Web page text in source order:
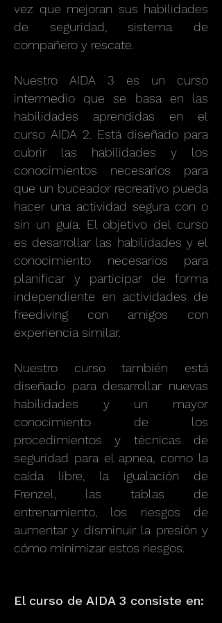
vez que mejoran sus habilidades
de seguridad, sistema de
compañero y rescate.
Nuestro AIDA 3 es un curso
intermedio que se basa en las
habilidades aprendidas en el
curso AIDA 2. Está diseñado para
cubrir las habilidades y los
conocimientos necesarios para
que un buceador recreativo pueda
hacer una actividad segura con o
sin un guía. El objetivo del curso
es desarrollar las habilidades y el
conocimiento necesarios para
planificar y participar de forma
independiente en actividades de
freediving con amigos con
experiencia similar.
Nuestro curso también está
diseñado para desarrollar nuevas
habilidades y un mayor
conocimiento de los
procedimientos y técnicas de
seguridad para el apnea, como la
caída libre, la igualación de
Frenzel, las tablas de
entrenamiento, los riesgos de
aumentar y disminuir la presión y
cómo minimizar estos riesgos.
El curso de AIDA 3 consiste en: